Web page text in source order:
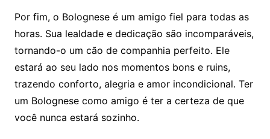
Por fim, o Bolognese é um amigo fiel para todas as
horas. Sua lealdade e dedicação são incomparáveis,
tornando-o um cão de companhia perfeito. Ele
estará ao seu lado nos momentos bons e ruins,
trazendo conforto, alegria e amor incondicional. Ter
um Bolognese como amigo é ter a certeza de que
você nunca estará sozinho.